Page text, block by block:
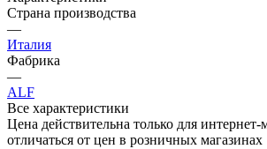
Страна производства
—
Италия
Фабрика
—
ALF
Все характеристики
Цена действительна только для
отличаться от цен в розничных магазинах